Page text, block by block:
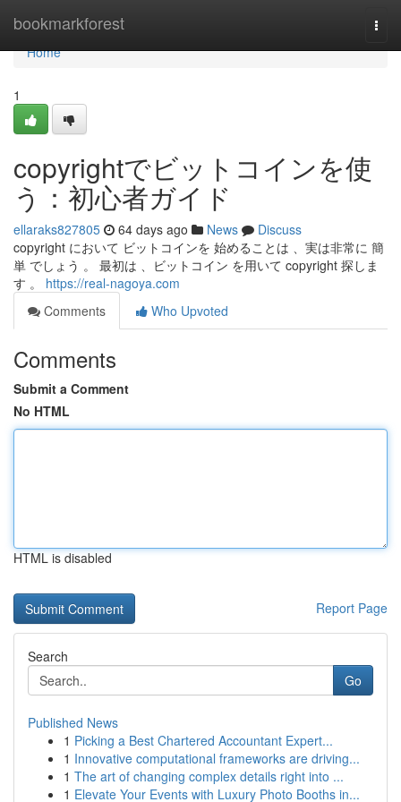
bookmarkforest
Home
Home
1
copyrightでビットコインを使
う：初心者ガイド
ellaraks827805 64 days ago News
Discuss
copyright において ビットコインを 始めることは 、実は非常に 簡
単 でしょう 。 最初は 、ビットコイン を用いて copyright 探しま
す 。 https://real-nagoya.com
Comments
Who Upvoted
Comments
Submit a Comment
No HTML
HTML is disabled
Report Page
Search
Go
Published News
1 Picking a Best Chartered Accountant Expert...
1 Innovative computational frameworks are driving...
1 The art of changing complex details right into ...
1 Elevate Your Events with Luxury Photo Booths in...